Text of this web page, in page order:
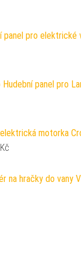
panel pro
Hudební panel pro
motorka
Kč
na hračky do vany